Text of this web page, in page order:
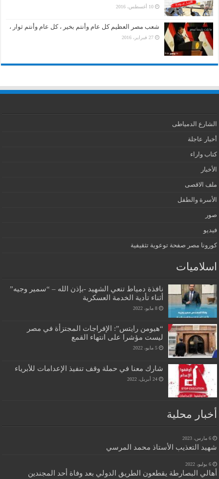
10 أغسطس، 2016
شعب مصر العظيم كل عام وأنتم بخير ، كل عام وأنتم ثوار ،
27 فبراير، 2016
الشارع الدمياطى
أخبار عاجلة
كتاب واراء
الأخبار
ملف الاقصى
الأسرة والطفل
صور
فيديو
كورونا مصر صفحة توعوية تثقيفية
اسلاميات
نافذة دمياط تنعي الشهيد -بإذن الله – “سمير وجيه”
أثناء تأدية الخدمة العسكرية
8 مايو، 2022
“هيومن رايتس”: الإفراجات المجتزأة في مصر
ليست مؤشرا على انتهاء القمع
5 مايو، 2022
شارك معنا في حملة وقف تنفيذ الإعدامات للأبرياء
24 أبريل، 2022
أخبار محلية
6 مارس، 2023
شهيد التعذيب الأستاذ محمد المرسي
6 يوليو، 2022
أهالي البصارطة يقطعون الطريق الدولي بعد وفاة أحد المجندين